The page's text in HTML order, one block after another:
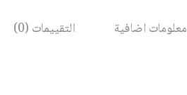
معلومات اضافية التقييمات (0)